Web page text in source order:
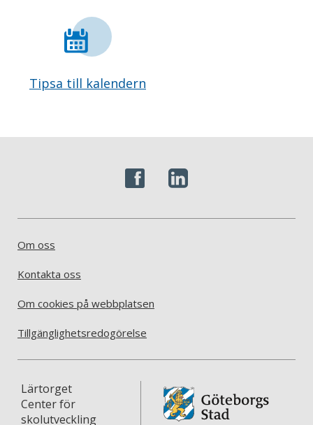
Tipsa till kalendern
Om oss
Kontakta oss
Om cookies på webbplatsen
Tillgänglighetsredogörelse
Lärtorget
Center för
skolutveckling